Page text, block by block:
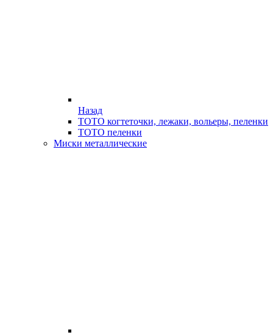
Назад
ТОТО когтеточки, лежаки, вольеры, пеленки
ТОТО пеленки
Миски металлические